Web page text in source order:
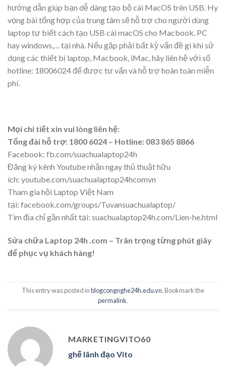
hướng dẫn giúp bạn dễ dàng tạo bộ cài MacOS trên USB. Hy
vọng bài tổng hợp của trung tâm sẽ hỗ trợ cho người dùng
laptop tự biết cách tạo USB cài macOS cho Macbook, PC
hay windows,… tại nhà. Nếu gặp phải bất kỳ vấn đề gì khi sử
dụng các thiết bị laptop, Macbook, iMac, hãy liên hệ với số
hotline: 18006024 để được tư vấn và hỗ trợ hoàn toàn miễn
phí.
Mọi chi tiết xin vui lòng liên hệ:
Tổng đài hỗ trợ: 1800 6024 – Hotline: 083 865 8866
Facebook: fb.com/suachualaptop24h
Đăng ký kênh Youtube nhận ngay thủ thuật hữu
ích: youtube.com/suachualaptop24hcomvn
Tham gia hội Laptop Việt Nam
tại: facebook.com/groups/Tuvansuachualaptop/
Tìm địa chỉ gần nhất tại: suachualaptop24h.com/Lien-he.html
Sửa chữa Laptop 24h .com – Trân trọng từng phút giây
để phục vụ khách hàng!
This entry was posted inblogcongnghe24h.edu.vn. Bookmark the
permalink.
MARKETINGVITO60
ghế lãnh đạo Vito